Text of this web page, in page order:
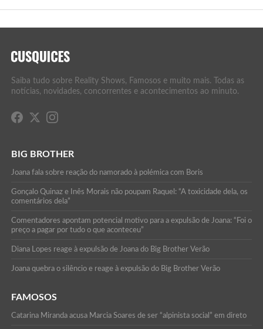
Saiba tudo sobre Reality Shows, Famosos e muito mais. Todas as
notícias, novidades, concorrentes e acontecimentos ao minuto.
BIG BROTHER
Joana fala sobre reação do namorado à polémica com Boris
Gonçalo Quinaz e Inês Morais não poupam Raquel: “A toxicidade dela, os
comentários dela”
Comentadores apontam potencial motivo para a expulsão de Joana: “Foi o
preço a pagar por tudo o que aconteceu”
Diana Lopes reage à expulsão de Joana do Big Brother Verão
Joana quebra o silêncio e reage à expulsão do Big Brother Verão
FAMOSOS
Catarina Miranda acusa Marcia Soares de ser “alpinista social” em direto